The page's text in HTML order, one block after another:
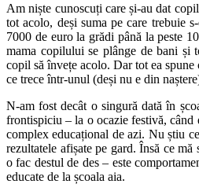
Am niște cunoscuți care și-au dat
tot acolo, deși suma pe care trebuie
7000 de euro la grădi până la peste
mama copilului se plânge de bani și
copil să învețe acolo. Dar tot ea
ce trece într-unul (deși nu e din
N-am fost decât o singură dată în
frontispiciu – la o ocazie festivă, când
complex educațional de azi. Nu știu
rezultatele afișate pe gard. Însă ce
o fac destul de des – este
educate de la școala aia.